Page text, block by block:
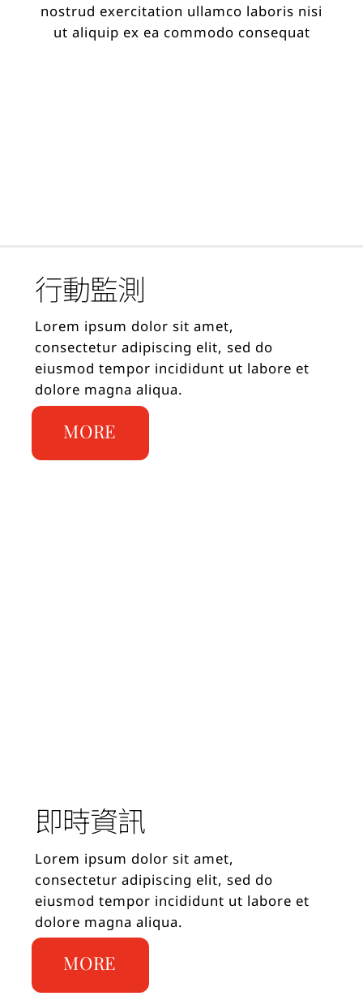
nostrud exercitation ullamco laboris nisi
ut aliquip ex ea commodo consequat
行動監測
Lorem ipsum dolor sit amet,
consectetur adipiscing elit, sed do
eiusmod tempor incididunt ut labore et
dolore magna aliqua.
MORE
即時資訊
Lorem ipsum dolor sit amet,
consectetur adipiscing elit, sed do
eiusmod tempor incididunt ut labore et
dolore magna aliqua.
MORE